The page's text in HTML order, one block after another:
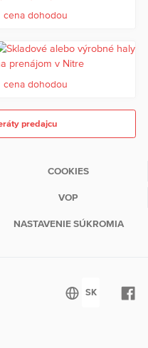
cena dohodou
cena dohodou
predajcu
COOKIES
VOP
NASTAVENIE SÚKROMIA